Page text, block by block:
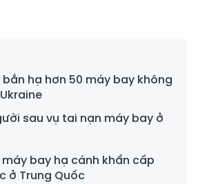
hạ hơn 50 máy bay không
sau vụ tai nạn máy bay ở
bay hạ cánh khẩn cấp
ở Trung Quốc